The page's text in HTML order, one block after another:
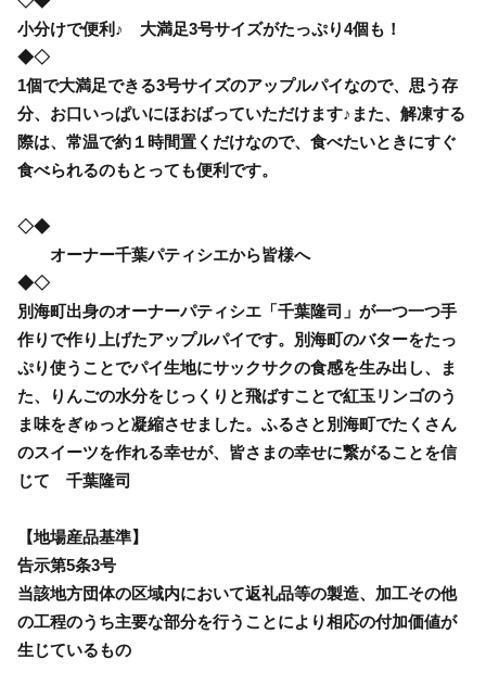
小分けで便利♪ 大満足3号サイズがたっぷり4個も！
◆◇
1個で大満足できる3号サイズのアップルパイなので、思う存
分、お口いっぱいにほおばっていただけます♪また、解凍する
際は、常温で約１時間置くだけなので、食べたいときにすぐ
食べられるのもとっても便利です。
◇◆
オーナー千葉パティシエから皆様へ
◆◇
別海町出身のオーナーパティシエ「千葉隆司」が一つ一つ手
作りで作り上げたアップルパイです。別海町のバターをたっ
ぷり使うことでパイ生地にサックサクの食感を生み出し、ま
た、りんごの水分をじっくりと飛ばすことで紅玉リンゴのう
ま味をぎゅっと凝縮させました。ふるさと別海町でたくさん
のスイーツを作れる幸せが、皆さまの幸せに繋がることを信
じて 千葉隆司
【地場産品基準】
告示第5条3号
当該地方団体の区域内において返礼品等の製造、加工その他
の工程のうち主要な部分を行うことにより相応の付加価値が
生じているもの